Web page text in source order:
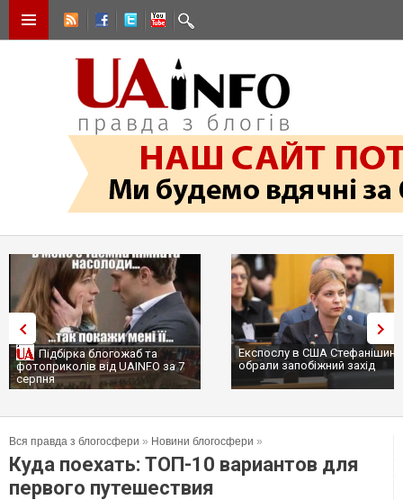
Підбірка блогожаб та
фотоприколів від UAINFO за 7
серпня
Експослу в США Стефанішиній
обрали запобіжний захід
Вся правда з блогосфери » Новини блогосфери »
Куда поехать: ТОП-10 вариантов для
первого путешествия